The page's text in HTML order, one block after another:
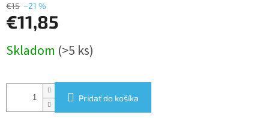
€15 –21 %
€11,85
cena:
Skladom (>5 ks)
Pridať do košíka